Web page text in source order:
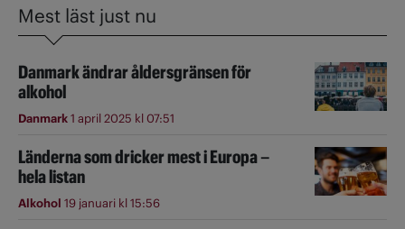
Mest läst just nu
Danmark ändrar åldersgränsen för
alkohol
Danmark1 april 2025 kl 07:51
Länderna som dricker mest i Europa –
hela listan
Alkohol 19 januari kl 15:56